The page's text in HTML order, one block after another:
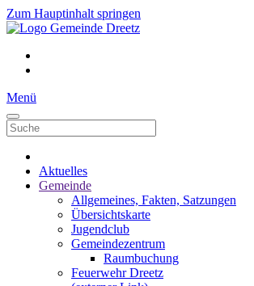
Zum Hauptinhalt springen
Menü
Aktuelles
Gemeinde
Allgemeines, Fakten, Satzungen
Übersichtskarte
Jugendclub
Gemeindezentrum
Raumbuchung
Feuerwehr Dreetz